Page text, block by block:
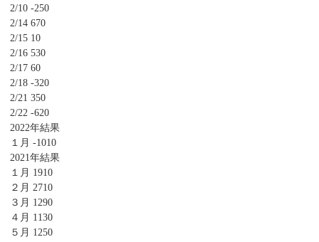
2/10 -250
2/14 670
2/15 10
2/16 530
2/17 60
2/18 -320
2/21 350
2/22 -620
2022年結果
１月 -1010
2021年結果
１月 1910
２月 2710
３月 1290
４月 1130
５月 1250